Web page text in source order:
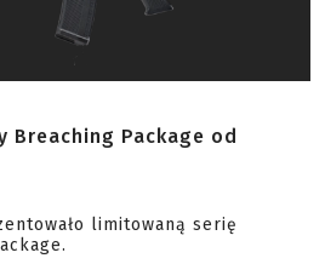
Breaching Package od
limitowaną serię